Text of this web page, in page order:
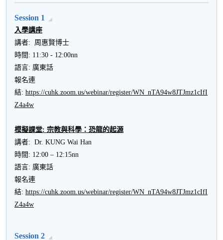
Session 1
入學講座
講者: 周惠賢博士
時間: 11:30 - 12:00nn
語言: 廣東話
報名連
結: https://cuhk.zoom.us/webinar/register/WN_nTA94w8JTJmz1cIfI
Z4a4w
模擬課堂: 宗教與科學：恐龍的起源
講者: Dr. KUNG Wai Han
時間: 12:00 – 12:15nn
語言: 廣東話
報名連
結: https://cuhk.zoom.us/webinar/register/WN_nTA94w8JTJmz1cIfI
Z4a4w
Session 2